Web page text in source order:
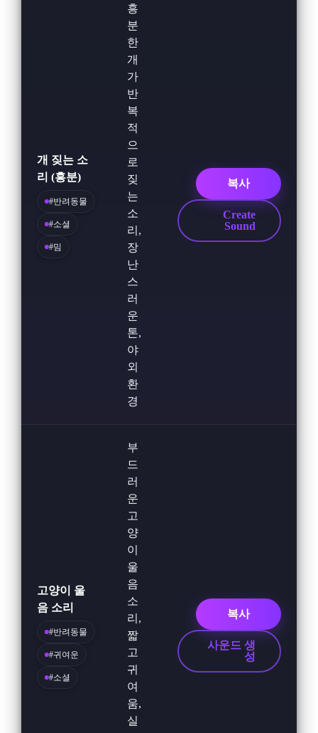
개 짖는 소
리 (흥분)
#반려동물
#소셜
#밈
흥
분
한
개
가
반
복
적
으
로
짖
는
소
리,
장
난
스
러
운
톤,
야
외
환
경
복사
Create
Sound
고양이 울
음 소리
#반려동물
#귀여운
#소셜
부
드
러
운
고
양
이
울
음
소
리,
짧
고
귀
여
움,
실
복사
사운드 생
성